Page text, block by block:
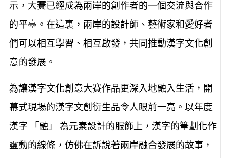
示，大賽已經成為兩岸的創作者的一個交流與合作
的平臺。在這裏，兩岸的設計師、藝術家和愛好者
們可以相互學習、相互啟發，共同推動漢字文化創
意的發展。
為讓漢字文化創意大賽作品更深入地融入生活，開
幕式現場的漢字文創衍生品令人眼前一亮。以年度
漢字 「融」 為元素設計的服飾上，漢字的筆劃化作
靈動的線條，仿佛在訴說著兩岸融合發展的故事，